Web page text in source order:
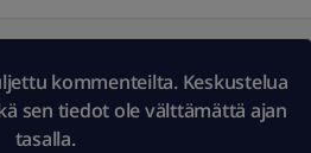
kommenteilta. Keskustelua
sen tiedot ole välttämättä ajan
tasalla.